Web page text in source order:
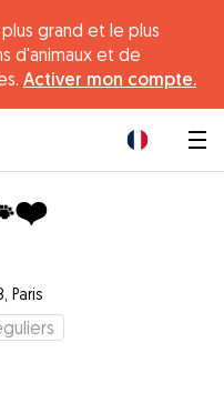
grand et le plus
d'animaux et de
Activer mon compte.
Paris